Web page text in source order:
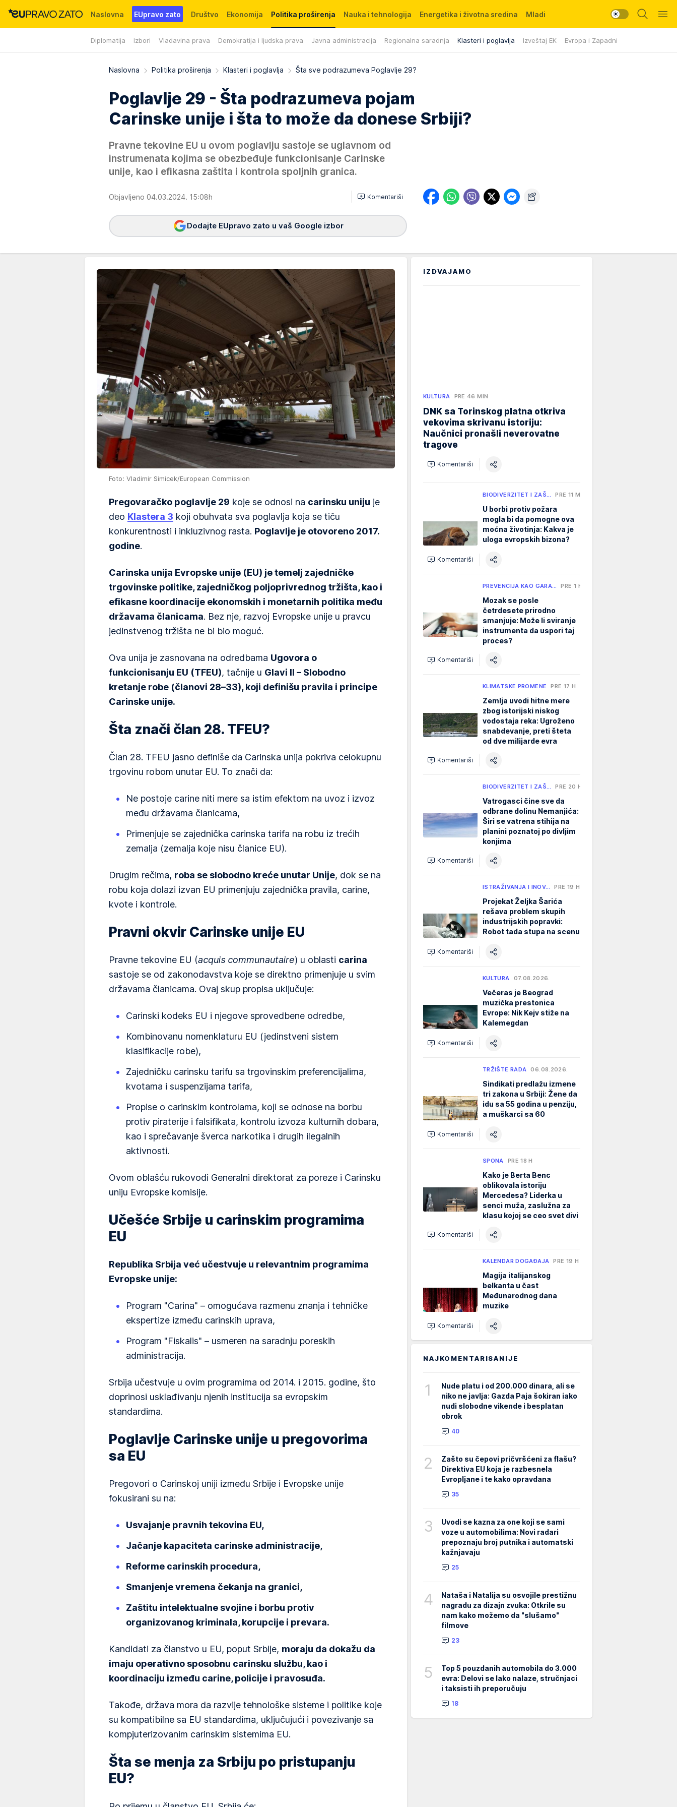
Naslovna EUpravo zato Društvo Ekonomija Politika proširenja
Diplomatija Izbori Vladavina prava Demokratija i ljudska prava Javna administracija Regionalna saradnja Klasteri i poglavlja Izveštaj EK Evropa i Zapadni Balkan
Nauka i tehnologija Energetika i životna sredina Mladi
Događaji News WMG fondacija
Naslovna Politika proširenja Klasteri i poglavlja Šta sve podrazumeva Poglavlje 29?
Poglavlje 29 - Šta podrazumeva pojam
Carinske unije i šta to može da donese Srbiji?
Pravne tekovine EU u ovom poglavlju sastoje se uglavnom od
instrumenata kojima se obezbeđuje funkcionisanje Carinske
unije, kao i efikasna zaštita i kontrola spoljnih granica.
Objavljeno 04.03.2024. 15:08h Komentariši
Dodajte EUpravo zato u vaš Google izbor
Foto: Vladimir Simicek/European Commission
Pregovaračko poglavlje 29 koje se odnosi na carinsku uniju je
deo Klastera 3 koji obuhvata sva poglavlja koja se tiču
konkurentnosti i inkluzivnog rasta. Poglavlje je otovoreno 2017.
godine.
Carinska unija Evropske unije (EU) je temelj zajedničke
trgovinske politike, zajedničkog poljoprivrednog tržišta, kao i
efikasne koordinacije ekonomskih i monetarnih politika među
državama članicama. Bez nje, razvoj Evropske unije u pravcu
jedinstvenog tržišta ne bi bio moguć.
Ova unija je zasnovana na odredbama Ugovora o
funkcionisanju EU (TFEU), tačnije u Glavi II – Slobodno
kretanje robe (članovi 28–33), koji definišu pravila i principe
Carinske unije.
Šta znači član 28. TFEU?
Član 28. TFEU jasno definiše da Carinska unija pokriva celokupnu
trgovinu robom unutar EU. To znači da:
Ne postoje carine niti mere sa istim efektom na uvoz i izvoz
među državama članicama,
Primenjuje se zajednička carinska tarifa na robu iz trećih
zemalja (zemalja koje nisu članice EU).
Drugim rečima, roba se slobodno kreće unutar Unije, dok se na
robu koja dolazi izvan EU primenjuju zajednička pravila, carine,
kvote i kontrole.
Pravni okvir Carinske unije EU
Pravne tekovine EU (acquis communautaire) u oblasti carina
sastoje se od zakonodavstva koje se direktno primenjuje u svim
državama članicama. Ovaj skup propisa uključuje:
Carinski kodeks EU i njegove sprovedbene odredbe,
Kombinovanu nomenklaturu EU (jedinstveni sistem
klasifikacije robe),
Zajedničku carinsku tarifu sa trgovinskim preferencijalima,
kvotama i suspenzijama tarifa,
Propise o carinskim kontrolama, koji se odnose na borbu
protiv piraterije i falsifikata, kontrolu izvoza kulturnih dobara,
kao i sprečavanje šverca narkotika i drugih ilegalnih
aktivnosti.
Ovom oblašću rukovodi Generalni direktorat za poreze i Carinsku
uniju Evropske komisije.
Učešće Srbije u carinskim programima
EU
Republika Srbija već učestvuje u relevantnim programima
Evropske unije:
Program "Carina" – omogućava razmenu znanja i tehničke
ekspertize između carinskih uprava,
Program "Fiskalis" – usmeren na saradnju poreskih
administracija.
Srbija učestvuje u ovim programima od 2014. i 2015. godine, što
doprinosi usklađivanju njenih institucija sa evropskim
standardima.
Poglavlje Carinske unije u pregovorima
sa EU
Pregovori o Carinskoj uniji između Srbije i Evropske unije
fokusirani su na:
Usvajanje pravnih tekovina EU,
Jačanje kapaciteta carinske administracije,
Reforme carinskih procedura,
Smanjenje vremena čekanja na granici,
Zaštitu intelektualne svojine i borbu protiv
organizovanog kriminala, korupcije i prevara.
Kandidati za članstvo u EU, poput Srbije, moraju da dokažu da
imaju operativno sposobnu carinsku službu, kao i
koordinaciju između carine, policije i pravosuđa.
Takođe, država mora da razvije tehnološke sisteme i politike koje
su kompatibilne sa EU standardima, uključujući i povezivanje sa
kompjuterizovanim carinskim sistemima EU.
Šta se menja za Srbiju po pristupanju
EU?
IZDVAJAMO
KULTURA PRE 46 MIN
DNK sa Torinskog platna otkriva
vekovima skrivanu istoriju:
Naučnici pronašli neverovatne
tragove
Komentariši
BIODIVERZITET I ZAŠ… PRE 11 MIN
U borbi protiv požara
mogla bi da pomogne ova
moćna životinja: Kakva je
uloga evropskih bizona?
Komentariši
PREVENCIJA KAO GARA… PRE 1 H
Mozak se posle
četrdesete prirodno
smanjuje: Može li sviranje
instrumenta da uspori taj
proces?
Komentariši
KLIMATSKE PROMENE PRE 17 H
Zemlja uvodi hitne mere
zbog istorijski niskog
vodostaja reka: Ugroženo
snabdevanje, preti šteta
od dve milijarde evra
Komentariši
BIODIVERZITET I ZAŠ… PRE 20 H
Vatrogasci čine sve da
odbrane dolinu Nemanjića:
Širi se vatrena stihija na
planini poznatoj po divljim
konjima
Komentariši
ISTRAŽIVANJA I INOV… PRE 19 H
Projekat Željka Šarića
rešava problem skupih
industrijskih popravki:
Robot tada stupa na scenu
Komentariši
KULTURA 07.08.2026.
Večeras je Beograd
muzička prestonica
Evrope: Nik Kejv stiže na
Kalemegdan
Komentariši
TRŽIŠTE RADA 06.08.2026.
Sindikati predlažu izmene
tri zakona u Srbiji: Žene da
idu sa 55 godina u penziju,
a muškarci sa 60
Komentariši
SPONA PRE 18 H
Kako je Berta Benc
oblikovala istoriju
Mercedesa? Liderka u
senci muža, zaslužna za
klasu kojoj se ceo svet divi
Komentariši
KALENDAR DOGAĐAJA PRE 19 H
Magija italijanskog
belkanta u čast
Međunarodnog dana
muzike
Komentariši
NAJKOMENTARISANIJE
1
Nude platu i od 200.000 dinara, ali se
niko ne javlja: Gazda Paja šokiran iako
nudi slobodne vikende i besplatan
obrok
40
2
Zašto su čepovi pričvršćeni za flašu?
Direktiva EU koja je razbesnela
Evropljane i te kako opravdana
35
3
Uvodi se kazna za one koji se sami
voze u automobilima: Novi radari
prepoznaju broj putnika i automatski
kažnjavaju
25
4
Nataša i Natalija su osvojile prestižnu
nagradu za dizajn zvuka: Otkrile su
nam kako možemo da "slušamo"
filmove
23
5
Top 5 pouzdanih automobila do 3.000
evra: Delovi se lako nalaze, stručnjaci
i taksisti ih preporučuju
18